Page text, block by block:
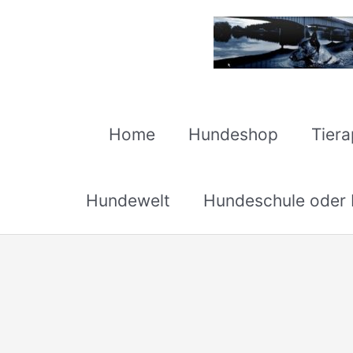
Home Hundeshop
Hundewelt Hundeschule oder